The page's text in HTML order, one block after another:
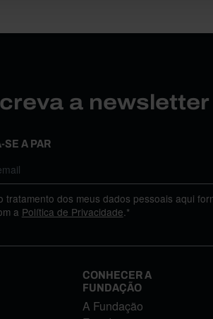
a
SE A PAR
tratamento dos meus dados pessoais aqui
a Política de Privacidade.*
CONHECER A
FUNDAÇÃO
A Fundação